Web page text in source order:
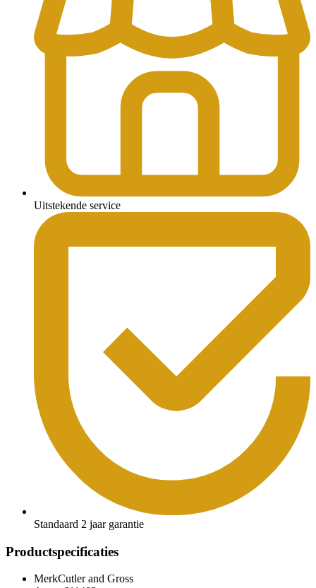
Uitstekende service
Standaard 2 jaar garantie
Productspecificaties
MerkCutler and Gross